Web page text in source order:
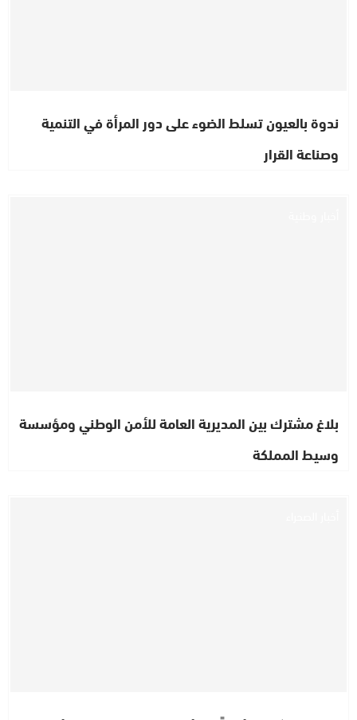
ندوة بالعيون تسلط الضوء على دور المرأة في التنمية
وصناعة القرار
بلاغ مشترك بين المديرية العامة للأمن الوطني ومؤسسة
وسيط المملكة